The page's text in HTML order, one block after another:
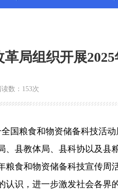
局组织开展
数： 153次
粮食和物资储备科技活
、县教体局、县科协以及
粮食和物资储备科技宣传
识，进一步激发社会各界